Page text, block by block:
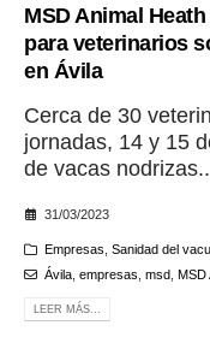
MSD Animal
para veterinarios
en Ávila
Cerca de 30
jornadas, 14 y 15
de vacas
31/03/2023
Empresas Sanidad del
Ávila, empresas msd, MSD
LEER MÁS...